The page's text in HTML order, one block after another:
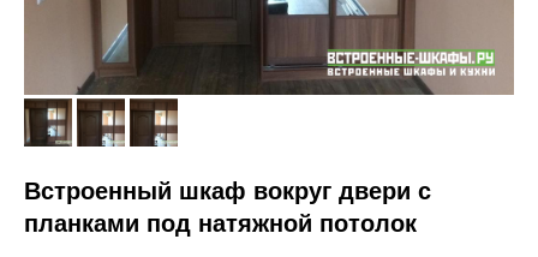
Встроенный шкаф вокруг двери с
планками под натяжной потолок